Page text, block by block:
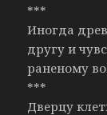
***
Иногда
другу и
раненому
***
Дверцу